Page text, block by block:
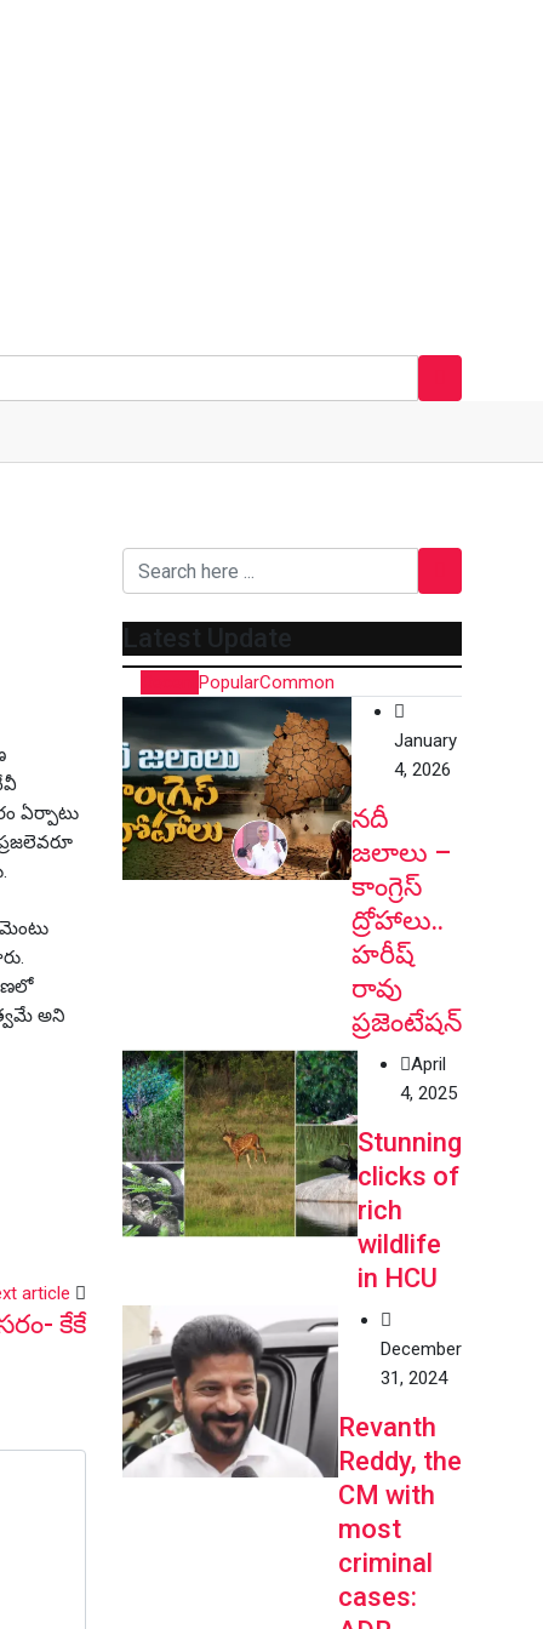
ఏర్పాటు
అని
article
కేకే
Latest Update
PopularCommon
January
4, 2026
నదీ
జలాలు –
కాంగ్రెస్
ద్రోహాలు..
హరీష్
రావు
ప్రజెంటేషన్
April
4, 2025
Stunning
clicks of
rich
wildlife
in HCU
December
31, 2024
Revanth
Reddy, the
CM with
most
criminal
cases: